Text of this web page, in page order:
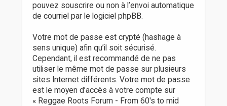
pouvez souscrire ou non à l’envoi automatique
de courriel par le logiciel phpBB.
Votre mot de passe est crypté (hashage à
sens unique) afin qu’il soit sécurisé.
Cependant, il est recommandé de ne pas
utiliser le même mot de passe sur plusieurs
sites Internet différents. Votre mot de passe
est le moyen d’accès à votre compte sur
« Reggae Roots Forum - From 60's to mid